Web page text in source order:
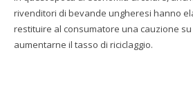
rivenditori di bevande ungheresi hanno
restituire al consumatore una cauzione
aumentarne il tasso di riciclaggio.